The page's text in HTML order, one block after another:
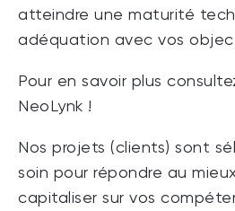
atteindre une maturité
adéquation avec vos
Pour en savoir plus
NeoLynk !
Nos projets (clients) sont
soin pour répondre au
capitaliser sur vos